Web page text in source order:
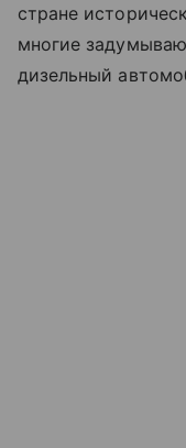
стране
многие
дизельный